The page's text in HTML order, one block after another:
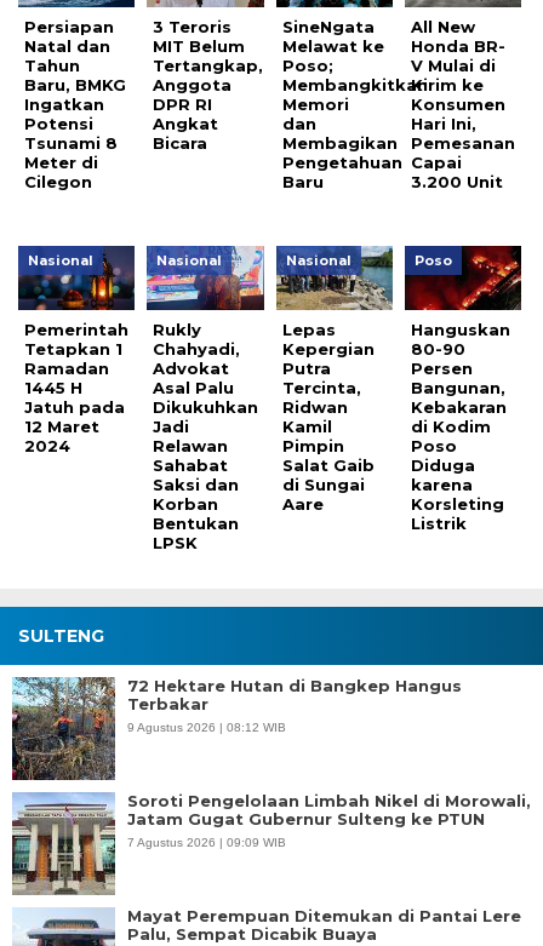
Persiapan
Natal dan
Tahun
Baru, BMKG
Ingatkan
Potensi
Tsunami 8
Meter di
Cilegon
3 Teroris
MIT Belum
Tertangkap,
Anggota
DPR RI
Angkat
Bicara
SineNgata
Melawat ke
Poso;
Membangkitkan
Memori
dan
Membagikan
Pengetahuan
Baru
All New
Honda BR-
V Mulai di
Kirim ke
Konsumen
Hari Ini,
Pemesanan
Capai
3.200 Unit
Nasional
Pemerintah
Tetapkan 1
Ramadan
1445 H
Jatuh pada
12 Maret
2024
Nasional
Rukly
Chahyadi,
Advokat
Asal Palu
Dikukuhkan
Jadi
Relawan
Sahabat
Saksi dan
Korban
Bentukan
LPSK
Nasional
Lepas
Kepergian
Putra
Tercinta,
Ridwan
Kamil
Pimpin
Salat Gaib
di Sungai
Aare
Poso
Hanguskan
80-90
Persen
Bangunan,
Kebakaran
di Kodim
Poso
Diduga
karena
Korsleting
Listrik
SULTENG
72 Hektare Hutan di Bangkep Hangus
Terbakar
9 Agustus 2026 | 08:12 WIB
Soroti Pengelolaan Limbah Nikel di Morowali,
Jatam Gugat Gubernur Sulteng ke PTUN
7 Agustus 2026 | 09:09 WIB
Mayat Perempuan Ditemukan di Pantai Lere
Palu, Sempat Dicabik Buaya